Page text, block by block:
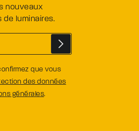
nouveaux
de luminaires.
que vous
des données
générales.